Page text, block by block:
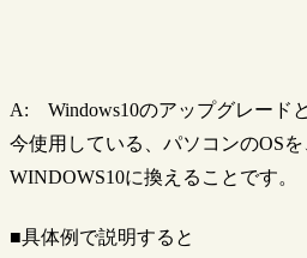
A: Windows10のアップグレードと
今使用している、パソコンのOS
WINDOWS10に換えることです。
■具体例で説明すると